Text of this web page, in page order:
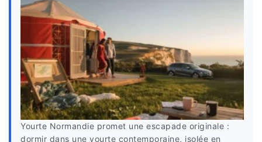
Yourte Normandie promet une escapade originale :
dormir dans une yourte contemporaine, isolée en